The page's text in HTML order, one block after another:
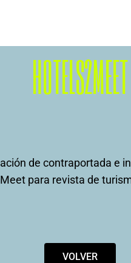
HOTELS2MEET
de contraportada e
para revista de
VOLVER